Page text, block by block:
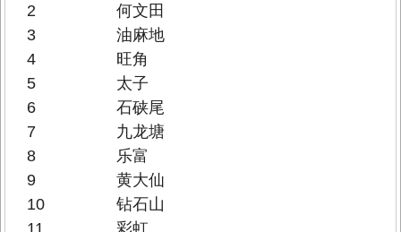
2
何文田
3
油麻地
4
旺角
5
太子
6
石硖尾
7
九龙塘
8
乐富
9
黄大仙
10
钻石山
11
彩虹